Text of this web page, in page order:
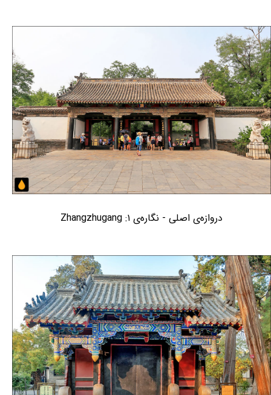
دروازه‌ی اصلی - نگاره‌ی ۱: Zhangzhugang